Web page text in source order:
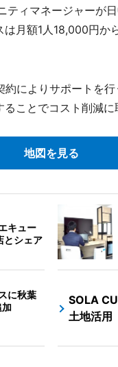
ィマネージャーが
月額1人18,000円か
によりサポートを
ことでコスト削減に
地図を見る
キュー
とシェア
に秋葉
SOLA
土地活用